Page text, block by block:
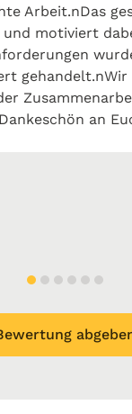
Arbeit.nDas
motiviert
gehandelt.nWir
an